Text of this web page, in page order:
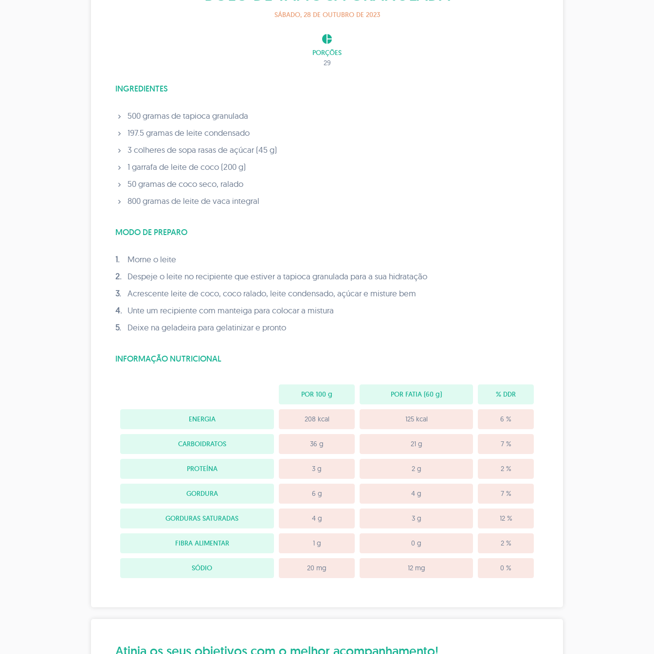
SÁBADO, 28 DE OUTUBRO DE 2023
pie_chart
PORÇÕES
29
INGREDIENTES
500 gramas de tapioca granulada
197.5 gramas de leite condensado
3 colheres de sopa rasas de açúcar (45 g)
1 garrafa de leite de coco (200 g)
50 gramas de coco seco, ralado
800 gramas de leite de vaca integral
MODO DE PREPARO
1.
Morne o leite
2.
Despeje o leite no recipiente que estiver a tapioca granulada para a sua hidratação
3.
Acrescente leite de coco, coco ralado, leite condensado, açúcar e misture bem
4.
Unte um recipiente com manteiga para colocar a mistura
5.
Deixe na geladeira para gelatinizar e pronto
INFORMAÇÃO NUTRICIONAL
POR 100 g POR FATIA (60 g) % DDR
ENERGIA 208 kcal 125 kcal 6 %
CARBOIDRATOS 36 g 21 g 7 %
PROTEÍNA 3 g 2 g 2 %
GORDURA 6 g 4 g 7 %
GORDURAS SATURADAS 4 g 3 g 12 %
FIBRA ALIMENTAR 1 g 0 g 2 %
SÓDIO 20 mg 12 mg 0 %